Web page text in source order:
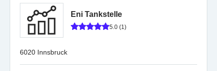
Eni Tankstelle
5.0 (1)
6020 Innsbruck